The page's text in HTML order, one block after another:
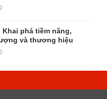
Khai phá tiềm năng,
và thương hiệu